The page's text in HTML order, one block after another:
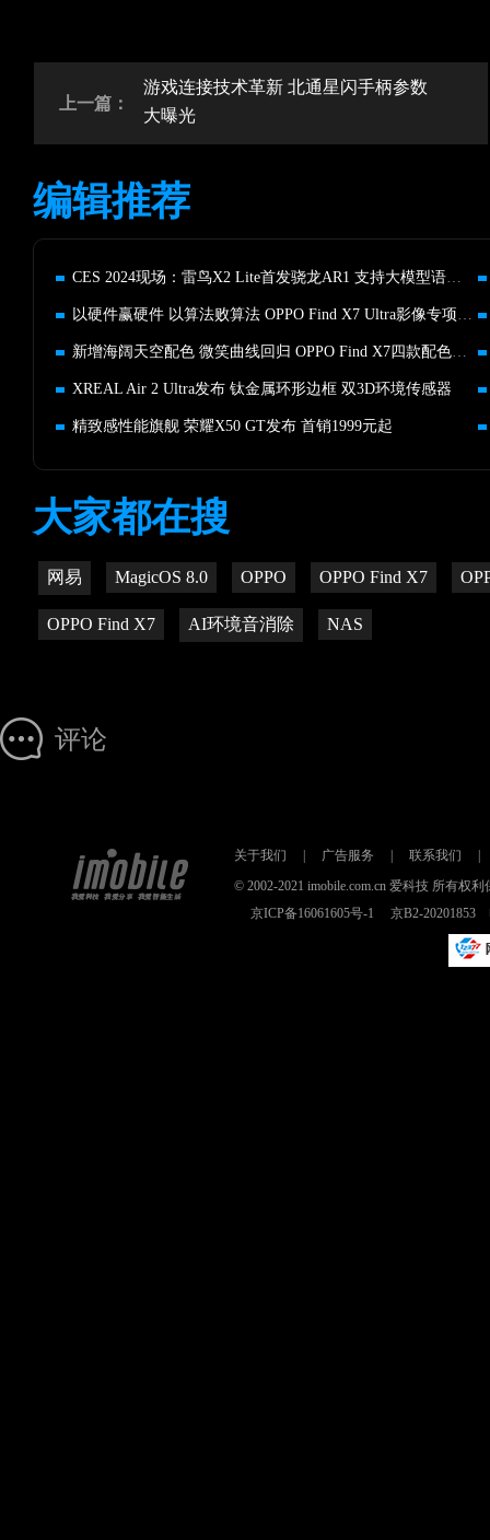
上一篇：
游戏连接技术革新 北通星闪手柄参数
大曝光
编辑推荐
CES 2024现场：雷鸟X2 Lite首发骁龙AR1 支持大模型语音助手
以硬件赢硬件 以算法败算法 OPPO Find X7 Ultra影像专项评测
新增海阔天空配色 微笑曲线回归 OPPO Find X7四款配色你钟情谁
XREAL Air 2 Ultra发布 钛金属环形边框 双3D环境传感器
精致感性能旗舰 荣耀X50 GT发布 首销1999元起
大家都在搜
网易 MagicOS 8.0 OPPO OPPO Find X7
OPPO Find X7 AI环境音消除 NAS
评论
关于我们 广告服务 联系我们
© 2002-2021 imobile.com.cn 爱科技 所有权
京ICP备16061605号-1
京B2-20201853